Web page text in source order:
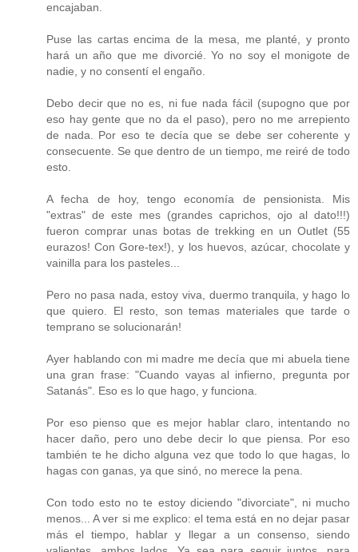
encajaban.
Puse las cartas encima de la mesa, me planté, y pronto
hará un año que me divorcié. Yo no soy el monigote de
nadie, y no consentí el engaño.
Debo decir que no es, ni fue nada fácil (supogno que por
eso hay gente que no da el paso), pero no me arrepiento
de nada. Por eso te decía que se debe ser coherente y
consecuente. Se que dentro de un tiempo, me reiré de todo
esto.
A fecha de hoy, tengo economía de pensionista. Mis
"extras" de este mes (grandes caprichos, ojo al dato!!!)
fueron comprar unas botas de trekking en un Outlet (55
eurazos! Con Gore-tex!), y los huevos, azúcar, chocolate y
vainilla para los pasteles...
Pero no pasa nada, estoy viva, duermo tranquila, y hago lo
que quiero. El resto, son temas materiales que tarde o
temprano se solucionarán!
Ayer hablando con mi madre me decía que mi abuela tiene
una gran frase: "Cuando vayas al infierno, pregunta por
Satanás". Eso es lo que hago, y funciona.
Por eso pienso que es mejor hablar claro, intentando no
hacer daño, pero uno debe decir lo que piensa. Por eso
también te he dicho alguna vez que todo lo que hagas, lo
hagas con ganas, ya que sinó, no merece la pena.
Con todo esto no te estoy diciendo "divorciate", ni mucho
menos... A ver si me explico: el tema está en no dejar pasar
más el tiempo, hablar y llegar a un consenso, siendo